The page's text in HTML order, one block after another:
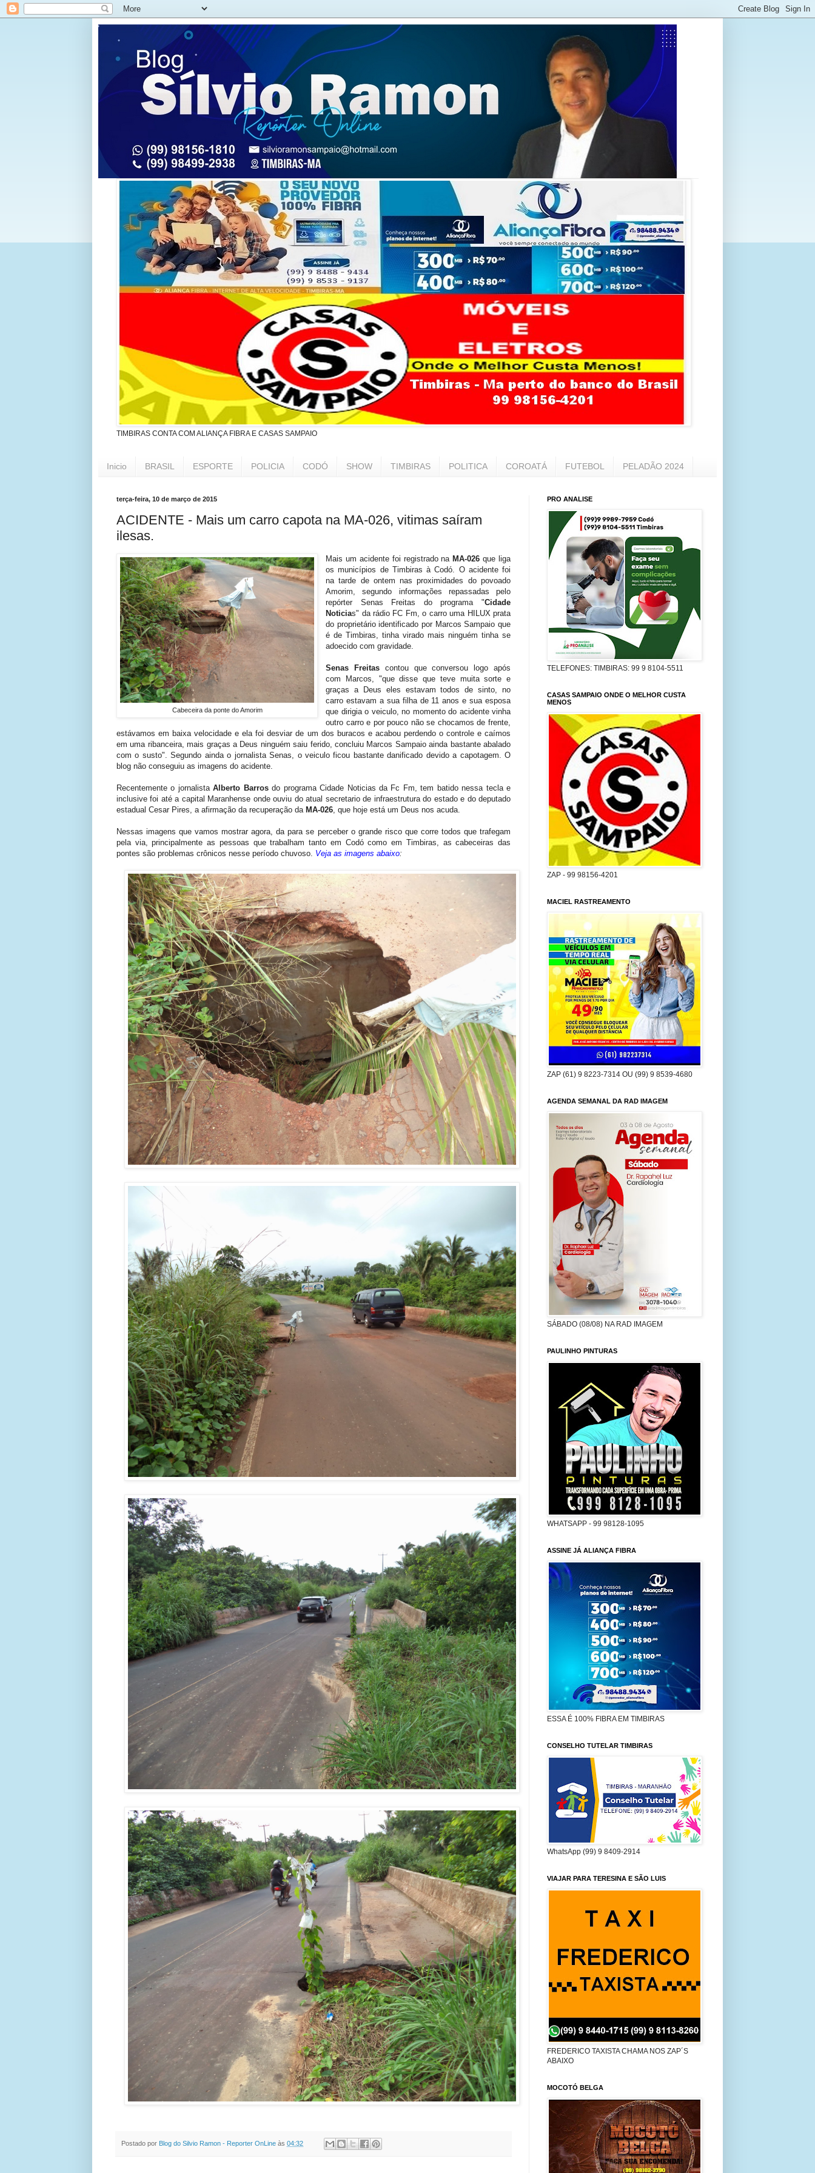
TIMBIRAS CONTA COM ALIANÇA FIBRA E CASAS SAMPAIO
Inicio BRASIL ESPORTE POLICIA CODÓ SHOW TIMBIRAS POLITICA COROATÁ FUTEBOL PELADÃO 2024
terça-feira, 10 de março de 2015
ACIDENTE - Mais um carro capota na MA-026, vitimas saíram
ilesas.
Cabeceira da ponte do Amorim
Mais um acidente foi registrado na MA-026 que liga
os municípios de Timbiras à Codó. O acidente foi
na tarde de ontem nas proximidades do povoado
Amorim, segundo informações repassadas pelo
repórter Senas Freitas do programa "Cidade
Noticias" da rádio FC Fm, o carro uma HILUX prata
do proprietário identificado por Marcos Sampaio que
é de Timbiras, tinha virado mais ninguém tinha se
adoecido com gravidade.
Senas Freitas contou que conversou logo após
com Marcos, "que disse que teve muita sorte e
graças a Deus eles estavam todos de sinto, no
carro estavam a sua filha de 11 anos e sua esposa
que dirigia o veiculo, no momento do acidente vinha
outro carro e por pouco não se chocamos de frente,
estávamos em baixa velocidade e ela foi desviar de um dos buracos e acabou perdendo o controle e caímos
em uma ribanceira, mais graças a Deus ninguém saiu ferido, concluiu Marcos Sampaio ainda bastante abalado
com o susto". Segundo ainda o jornalista Senas, o veiculo ficou bastante danificado devido a capotagem. O
blog não conseguiu as imagens do acidente.
Recentemente o jornalistaAlberto Barrosdo programa Cidade Noticias da Fc Fm, tem batido nessa tecla e
inclusive foi até a capital Maranhense onde ouviu do atual secretario de infraestrutura do estado e do deputado
estadual Cesar Pires, a afirmação da recuperação da MA-026, que hoje está um Deus nos acuda.
Nessas imagens que vamos mostrar agora, da para se perceber o grande risco que corre todos que trafegam
pela via, principalmente as pessoas que trabalham tanto em Codó como em Timbiras, as cabeceiras das
pontes são problemas crônicos nesse período chuvoso. Veja as imagens abaixo:
Postado por Blog do Silvio Ramon - Reporter OnLine às 04:32
PRO ANALISE
TELEFONES: TIMBIRAS: 99 9 8104-5511
CASAS SAMPAIO ONDE O MELHOR CUSTA
MENOS
ZAP - 99 98156-4201
MACIEL RASTREAMENTO
ZAP (61) 9 8223-7314 OU (99) 9 8539-4680
AGENDA SEMANAL DA RAD IMAGEM
SÁBADO (08/08) NA RAD IMAGEM
PAULINHO PINTURAS
WHATSAPP - 99 98128-1095
ASSINE JÁ ALIANÇA FIBRA
ESSA É 100% FIBRA EM TIMBIRAS
CONSELHO TUTELAR TIMBIRAS
WhatsApp (99) 9 8409-2914
VIAJAR PARA TERESINA E SÃO LUIS
FREDERICO TAXISTA CHAMA NOS ZAP´S
ABAIXO
MOCOTÓ BELGA